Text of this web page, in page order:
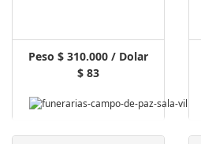
Peso $ 310.000 / Dolar
$ 83